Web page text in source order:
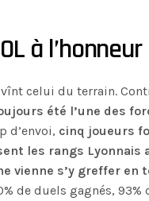
à l’honneur
celui du terrain.
été l’une des
d’envoi, cinq joueurs
les rangs Lyonnais
vienne s’y greffer en
de duels gagnés, 93%